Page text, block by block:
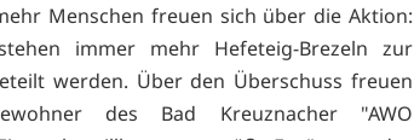
Menschen freuen sich über die Aktion:
immer mehr Hefeteig-Brezeln zur
werden. Über den Überschuss freuen
des Bad Kreuznacher "AWO